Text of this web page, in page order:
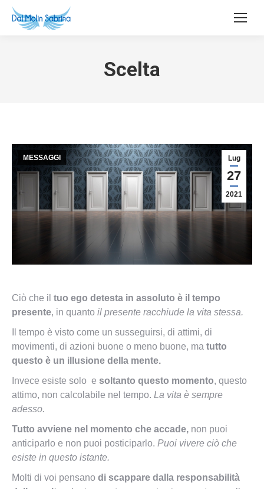
Scelta
Lug
27
2021
MESSAGGI
Ciò che il tuo ego detesta in assoluto è il tempo
presente, in quanto il presente racchiude la vita stessa.
Il tempo è visto come un susseguirsi, di attimi, di
movimenti, di azioni buone o meno buone, ma tutto
questo è un illusione della mente.
Invece esiste solo e soltanto questo momento, questo
attimo, non calcolabile nel tempo. La vita è sempre
adesso.
Tutto avviene nel momento che accade, non puoi
anticiparlo e non puoi posticiparlo. Puoi vivere ciò che
esiste in questo istante.
Molti di voi pensano di scappare dalla responsabilità